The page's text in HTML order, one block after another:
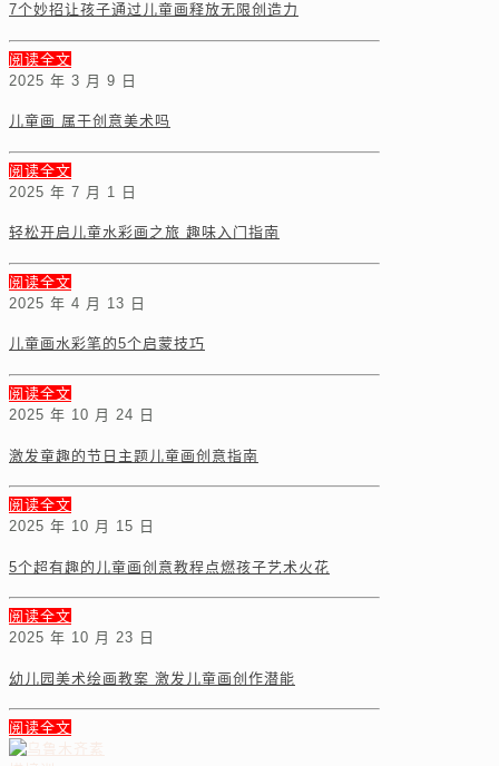
7个妙招让孩子通过儿童画释放无限创造力
阅读全文
2025 年 3 月 9 日
儿童画 属于创意美术吗
阅读全文
2025 年 7 月 1 日
轻松开启儿童水彩画之旅 趣味入门指南
阅读全文
2025 年 4 月 13 日
儿童画水彩笔的5个启蒙技巧
阅读全文
2025 年 10 月 24 日
激发童趣的节日主题儿童画创意指南
阅读全文
2025 年 10 月 15 日
5个超有趣的儿童画创意教程点燃孩子艺术火花
阅读全文
2025 年 10 月 23 日
幼儿园美术绘画教案 激发儿童画创作潜能
阅读全文